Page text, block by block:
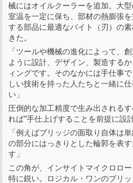
械にはオイルクーラーを追加。大
室温を一定に保ち、部材の熱膨張
する部品に最適なバイト（刃）の
きた。
「ツールや機械の進化によって、
ように設計、デザイン、製造する
ィングです。そのなかには手仕事
しい技術を持った人たちと一緒に
い」
圧倒的な加工精度で生み出される
れば“手仕上げすることを前提に設
「例えばブリッジの面取り自体は
の部分にはっきりとした輪郭を表
す」
この角が、インサイトマイクロロ
特に鋭い。ロジカル・ワンのブリ